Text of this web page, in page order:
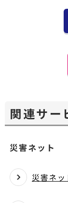
関連サー
災害ネット
災害ネ